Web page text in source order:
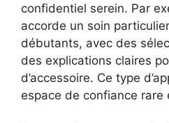
confidentiel serein. Par
accorde un soin
débutants, avec des
des explications claires
d’accessoire. Ce type
espace de confiance rare